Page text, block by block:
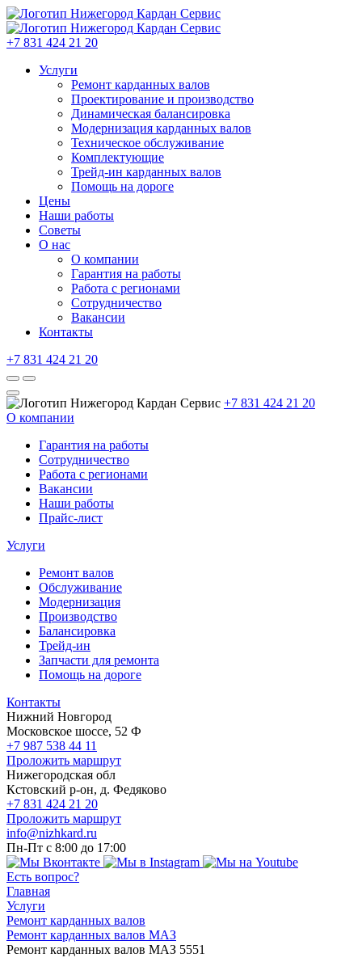
+7 831 424 21 20
Услуги
Ремонт карданных валов
Проектирование и производство
Динамическая балансировка
Модернизация карданных валов
Техническое обслуживание
Комплектующие
Трейд-ин карданных валов
Помощь на дороге
Цены
Наши работы
Советы
О нас
О компании
Гарантия на работы
Работа с регионами
Сотрудничество
Вакансии
Контакты
+7 831 424 21 20
+7 831 424 21 20
О компании
Гарантия на работы
Сотрудничество
Работа с регионами
Вакансии
Наши работы
Прайс-лист
Услуги
Ремонт валов
Обслуживание
Модернизация
Производство
Балансировка
Трейд-ин
Запчасти для ремонта
Помощь на дороге
Контакты
Нижний Новгород
Московское шоссе, 52 Ф
+7 987 538 44 11
Проложить маршрут
Нижегородская обл
Кстовский р-он, д. Федяково
+7 831 424 21 20
Проложить маршрут
info@nizhkard.ru
Пн-Пт с 8:00 до 17:00
Есть вопрос?
Главная
Услуги
Ремонт карданных валов
Ремонт карданных валов МАЗ
Ремонт карданных валов МАЗ 5551